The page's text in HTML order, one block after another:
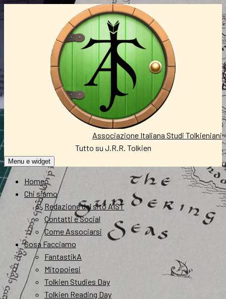
al
Associazione Italiana Studi Tolkieniani
Tutto su J.R.R. Tolkien
Menu e widget
Home
Chi siamo
Redazione del sito AIST
Contatti e Social
Come Associarsi
Cosa Facciamo
FantastikA
Mitopoiesi
Tolkien Studies Day
Tolkien Reading Day